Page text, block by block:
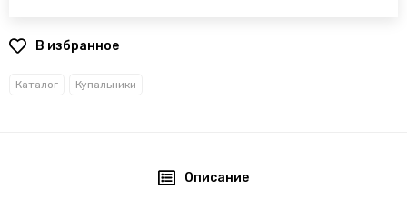
В избранное
Каталог Купальники
Описание